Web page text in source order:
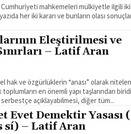
Cumhuriyeti mahkemeleri mülkiyetle ilgili
her iki kararı ve bunların olası
Eleştirilmesi ve
– Latif Aran
hak ve özgürlüklerin “anası” olarak
en önemli yapı taşlarından
açıklayabilmesi, diğer tüm...
Evet Demektir Yasası
sí) – Latif Aran